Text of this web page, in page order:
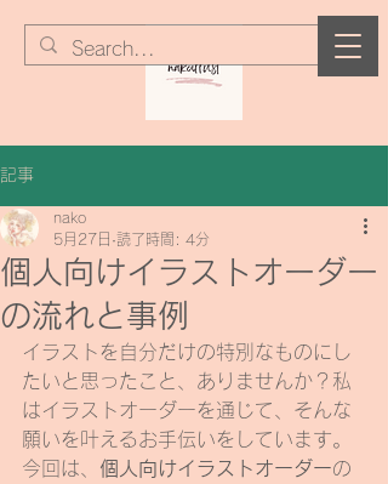
記事
個人向けイラストオーダー
の流れと事例
nako
5月27日 読了時間: 4分
イラストを自分だけの特別なものにし
たいと思ったこと、ありませんか？私
はイラストオーダーを通じて、そんな
願いを叶えるお手伝いをしています。
今回は、 個人向けイラストオーダーの